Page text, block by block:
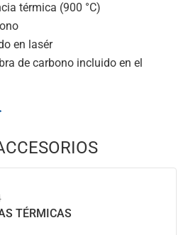
térmica (900 °C)
en lasér
de carbono incluido en el
TÉRMICAS